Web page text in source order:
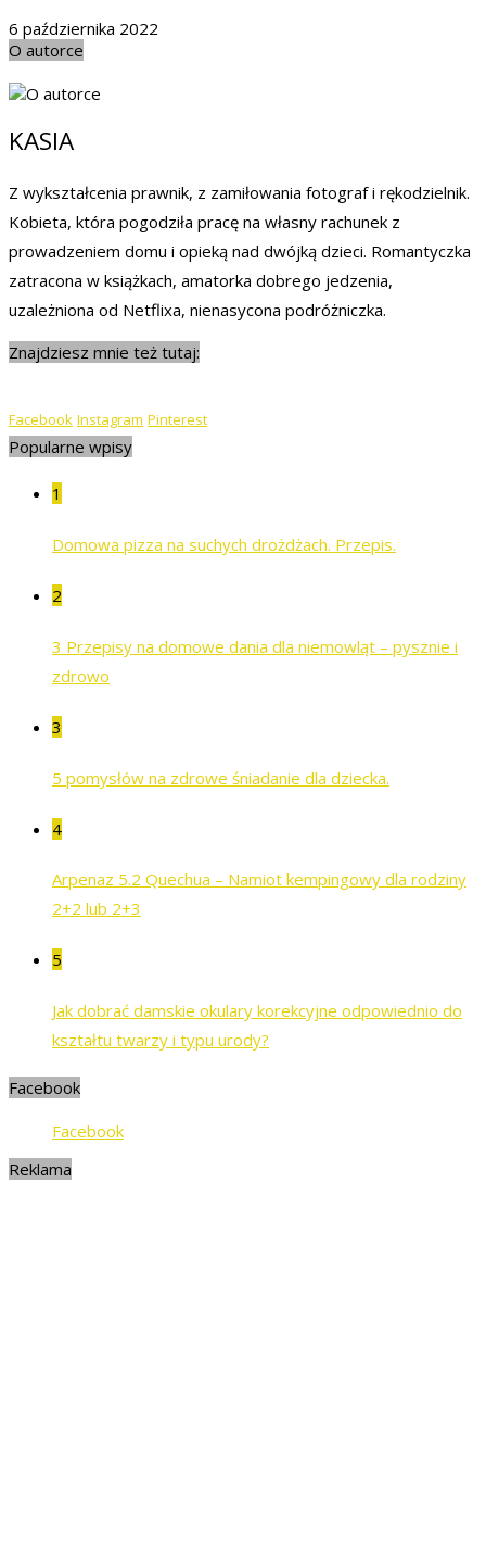
6 października 2022
O autorce
KASIA
Z wykształcenia prawnik, z zamiłowania fotograf i rękodzielnik.
Kobieta, która pogodziła pracę na własny rachunek z
prowadzeniem domu i opieką nad dwójką dzieci. Romantyczka
zatracona w książkach, amatorka dobrego jedzenia,
uzależniona od Netflixa, nienasycona podróżniczka.
Znajdziesz mnie też tutaj:
Facebook Instagram Pinterest
Popularne wpisy
1
Domowa pizza na suchych drożdżach. Przepis.
2
3 Przepisy na domowe dania dla niemowląt – pysznie i
zdrowo
3
5 pomysłów na zdrowe śniadanie dla dziecka.
4
Arpenaz 5.2 Quechua – Namiot kempingowy dla rodziny
2+2 lub 2+3
5
Jak dobrać damskie okulary korekcyjne odpowiednio do
kształtu twarzy i typu urody?
Facebook
Facebook
Reklama